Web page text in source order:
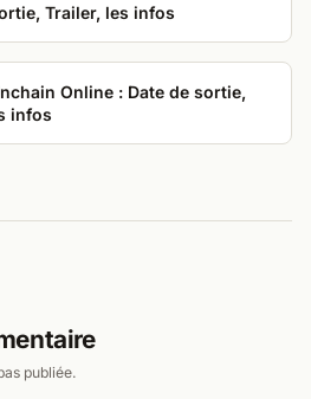
Trailer, les infos
Online : Date de sortie,
infos
publiée.